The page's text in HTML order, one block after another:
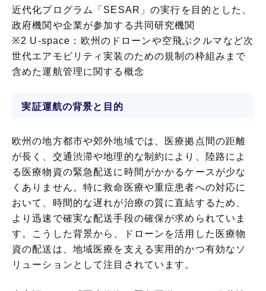
近代化プログラム「SESAR」の実行を目的とした、
政府機関や企業が参加する共同研究機関
※2 U-space：欧州のドローンや空飛ぶクルマなど次
世代エアモビリティ実装のための規制の枠組みまで
含めた運航管理に関する概念
実証運航の背景と目的
欧州の地方都市や郊外地域では、医療拠点間の距離
が長く、交通渋滞や地理的な制約により、陸路によ
る医療物資の緊急配送に時間がかかるケースが少な
くありません。特に救命医療や重症患者への対応に
おいて、時間的な遅れが治療の質に直結するため、
より迅速で確実な配送手段の確保が求められていま
す。こうした背景から、ドローンを活用した医療物
資の配送は、地域医療を支える実用的かつ有効なソ
リューションとして注目されています。